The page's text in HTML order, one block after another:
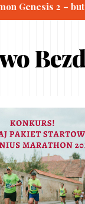
Genesis 2 –